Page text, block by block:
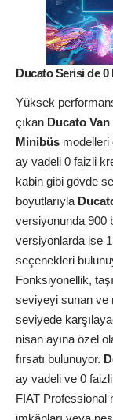
Ducato Serisi de 0
Yüksek
çıkan Ducato Van
Minibüs modelleri
ay vadeli 0 faizli
kabin gibi gövde
boyutlarıyla
versiyonunda 900
versiyonlarda ise
seçenekleri
Fonksiyonellik,
seviyeyi sunan ve
seviyede
nisan ayına özel
fırsatı bulunuyor.
ay vadeli ve 0
FIAT Professional